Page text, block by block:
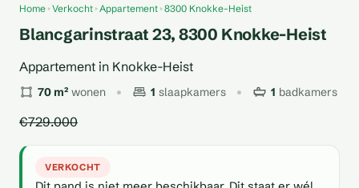
Home Verkocht Appartement 8300 Knokke-Heist
Blancgarinstraat 23, 8300 Knokke-Heist
Appartement in Knokke-Heist
70 m² wonen 1 slaapkamers 1 badkamers
€729.000
VERKOCHT